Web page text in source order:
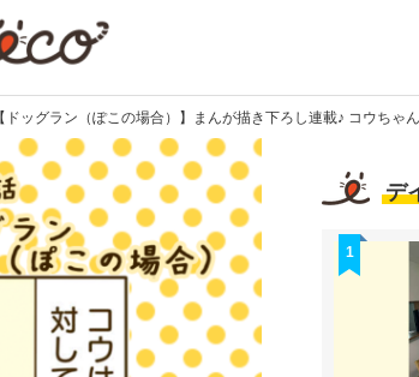
ドッグラン（ぽこの場合）】まんが描き下ろし連載♪ コウちゃ
デ
1